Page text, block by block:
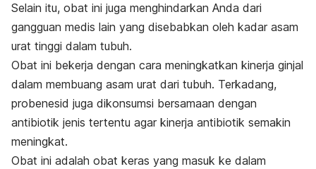
Selain itu, obat ini juga menghindarkan Anda dari
gangguan medis lain yang disebabkan oleh kadar asam
urat tinggi dalam tubuh.
Obat ini bekerja dengan cara meningkatkan kinerja ginjal
dalam membuang asam urat dari tubuh. Terkadang,
probenesid juga dikonsumsi bersamaan dengan
antibiotik jenis tertentu agar kinerja antibiotik semakin
meningkat.
Obat ini adalah obat keras yang masuk ke dalam